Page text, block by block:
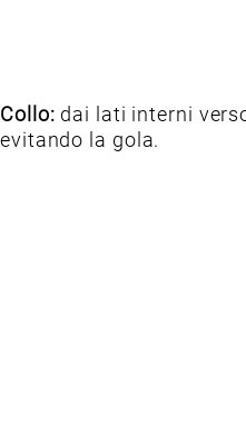
Collo: dai lati interni
evitando la gola.